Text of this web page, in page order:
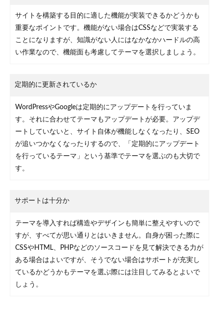
サイトを構築する目的に適した機能が実装できるかどうかも
重要なポイントです。機能がない場合はCSSなどで実装する
ことになりますが、知識がない人にはなかなかハードルの高
い作業なので、機能面も考慮してテーマを選択しましょう。
定期的に更新されているか
WordPressやGoogleは定期的にアップデートを行っていま
す。それに合わせてテーマもアップデートが必要。アップデ
ートしていないと、サイト自体が機能しなくなったり、SEO
が追いつかなくなったりするので、「定期的にアップデート
を行っているテーマ」という基準でテーマを選ぶのも大切で
す。
サポートは十分か
テーマを導入すれば構造やデザインも簡単に整えやすいので
すが、すべてが思い通りとはいきません。自身が困った際に
CSSやHTML、PHPなどのソースコードを見て解決できる力が
ある場合はよいですが、そうでない場合はサポートが充実し
ているかどうかもテーマを選ぶ際には注目してみるとよいで
しょう。